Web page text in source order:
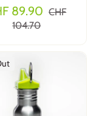
89.90 CHF
104.70